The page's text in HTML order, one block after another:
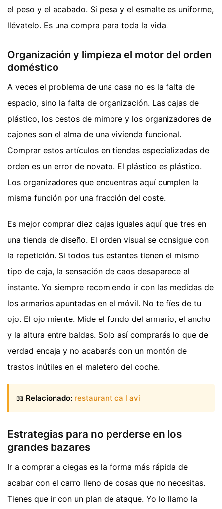
el peso y el acabado. Si pesa y el esmalte es uniforme,
llévatelo. Es una compra para toda la vida.
Organización y limpieza el motor del orden
doméstico
A veces el problema de una casa no es la falta de
espacio, sino la falta de organización. Las cajas de
plástico, los cestos de mimbre y los organizadores de
cajones son el alma de una vivienda funcional.
Comprar estos artículos en tiendas especializadas de
orden es un error de novato. El plástico es plástico.
Los organizadores que encuentras aquí cumplen la
misma función por una fracción del coste.
Es mejor comprar diez cajas iguales aquí que tres en
una tienda de diseño. El orden visual se consigue con
la repetición. Si todos tus estantes tienen el mismo
tipo de caja, la sensación de caos desaparece al
instante. Yo siempre recomiendo ir con las medidas de
los armarios apuntadas en el móvil. No te fíes de tu
ojo. El ojo miente. Mide el fondo del armario, el ancho
y la altura entre baldas. Solo así comprarás lo que de
verdad encaja y no acabarás con un montón de
trastos inútiles en el maletero del coche.
📖 Relacionado: restaurant ca l avi
Estrategias para no perderse en los
grandes bazares
Ir a comprar a ciegas es la forma más rápida de
acabar con el carro lleno de cosas que no necesitas.
Tienes que ir con un plan de ataque. Yo lo llamo la